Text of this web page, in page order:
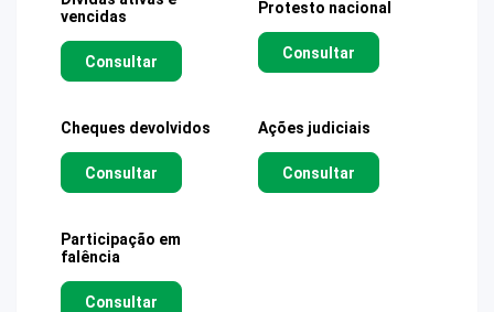
vencidas
Consultar
Protesto nacional
Consultar
Cheques devolvidos
Consultar
Ações judiciais
Consultar
Participação em
falência
Consultar